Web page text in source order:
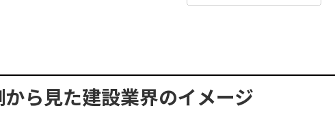
ら見た建設業界のイメージ